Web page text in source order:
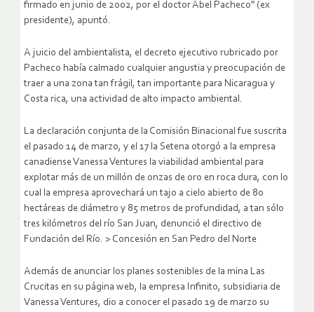
firmado en junio de 2002, por el doctor Abel Pacheco" (ex
presidente), apuntó.
A juicio del ambientalista, el decreto ejecutivo rubricado por
Pacheco había calmado cualquier angustia y preocupación de
traer a una zona tan frágil, tan importante para Nicaragua y
Costa rica, una actividad de alto impacto ambiental.
La declaración conjunta de la Comisión Binacional fue suscrita
el pasado 14 de marzo, y el 17 la Setena otorgó a la empresa
canadiense Vanessa Ventures la viabilidad ambiental para
explotar más de un millón de onzas de oro en roca dura, con lo
cual la empresa aprovechará un tajo a cielo abierto de 80
hectáreas de diámetro y 85 metros de profundidad, a tan sólo
tres kilómetros del río San Juan, denunció el directivo de
Fundación del Río. > Concesión en San Pedro del Norte
Además de anunciar los planes sostenibles de la mina Las
Crucitas en su página web, la empresa Infinito, subsidiaria de
Vanessa Ventures, dio a conocer el pasado 19 de marzo su